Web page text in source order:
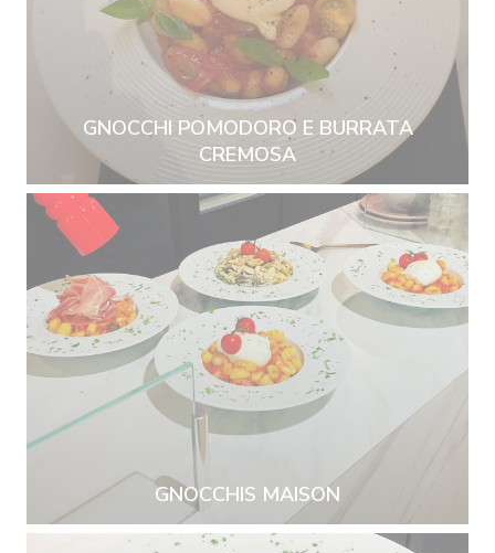
GNOCCHI POMODORO E BURRATA
CREMOSA
GNOCCHIS MAISON